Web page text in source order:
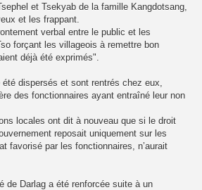
et Tsekyab de la famille Kangdotsang,
et les frappant.
verbal entre le public et les
forçant les villageois à remettre bon
déjà été exprimés".
dispersés et sont rentrés chez eux,
des fonctionnaires ayant entraîné leur non
locales ont dit à nouveau que si le droit
reposait uniquement sur les
favorisé par les fonctionnaires, n’aurait
de Darlag a été renforcée suite à un